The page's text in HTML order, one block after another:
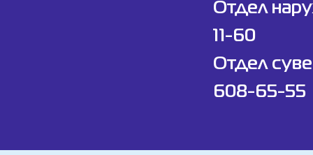
Отдел
11-60
Отдел
608-65-55